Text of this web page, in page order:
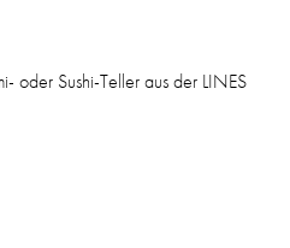
oder Sushi-Teller aus der LINES